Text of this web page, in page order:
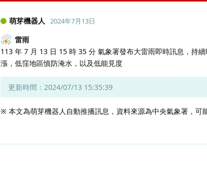
萌芽機器人 2024年7月13日
雷雨
113 年 7 月 13 日 15 時 35 分 氣象署發布大雷雨即時訊息，持
漲，低窪地區慎防淹水，以及低能見度
更新時間：2024/07/13 15:35:39
※ 本文為萌芽機器人自動推播訊息，資料來源為中央氣象署，可